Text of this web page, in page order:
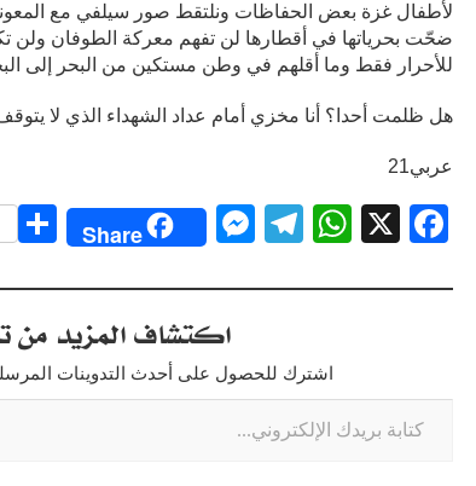
لأطفال غزة بعض الحفاظات ونلتقط صور سيلفي مع
ضحّت بحرياتها في أقطارها لن تفهم معركة الطوفان ولن
للأحرار فقط وما أقلهم في وطن مستكين من البحر إلى
هل ظلمت أحدا؟ أنا مخزي أمام عداد الشهداء الذي لا
عربي21
F
c
o
X
W
at
A
p
T
e
gr
a
M
ss
e
n
Share
اكتشاف المزيد من
اشترك للحصول على أحدث التدوينات